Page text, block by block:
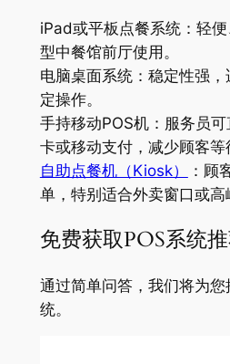
iPad或平板点餐系统：轻
型中餐馆前厅使用。
电脑桌面系统：稳定性强
定操作。
手持移动POS机：服务员
卡或移动支付，减少顾客等
自助点餐机（Kiosk）
：顾
单，特别适合外卖窗口或高
免费获取POS系统
通过简单问答，我们将为
统。